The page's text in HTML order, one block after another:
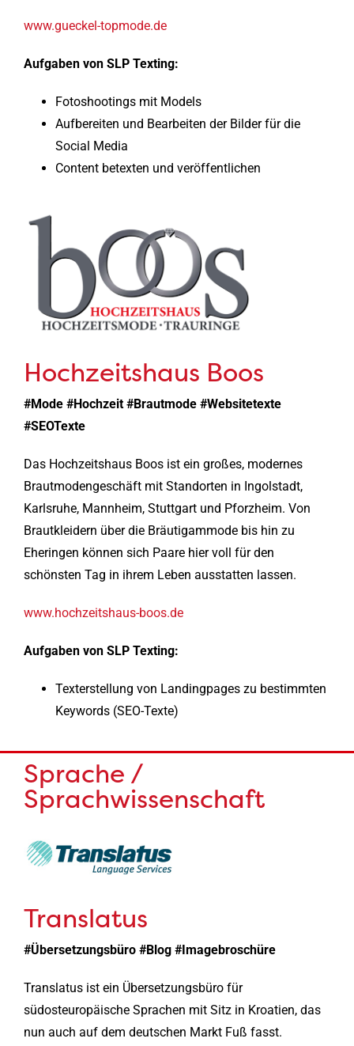
www.gueckel-topmode.de
Aufgaben von SLP Texting:
Fotoshootings mit Models
Aufbereiten und Bearbeiten der Bilder für die
Social Media
Content betexten und veröffentlichen
Hochzeitshaus Boos
#Mode #Hochzeit #Brautmode #Websitetexte
#SEOTexte
Das Hochzeitshaus Boos ist ein großes, modernes
Brautmodengeschäft mit Standorten in Ingolstadt,
Karlsruhe, Mannheim, Stuttgart und Pforzheim. Von
Brautkleidern über die Bräutigammode bis hin zu
Eheringen können sich Paare hier voll für den
schönsten Tag in ihrem Leben ausstatten lassen.
www.hochzeitshaus-boos.de
Aufgaben von SLP Texting:
Texterstellung von Landingpages zu bestimmten
Keywords (SEO-Texte)
Sprache /
Sprachwissenschaft
Translatus
#Übersetzungsbüro #Blog #Imagebroschüre
Translatus ist ein Übersetzungsbüro für
südosteuropäische Sprachen mit Sitz in Kroatien, das
nun auch auf dem deutschen Markt Fuß fasst.